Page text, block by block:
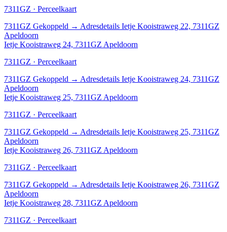
7311GZ · Perceelkaart
7311GZ Gekoppeld → Adresdetails Ietje Kooistraweg 22, 7311GZ
Apeldoorn
Ietje Kooistraweg 24, 7311GZ Apeldoorn
7311GZ · Perceelkaart
7311GZ Gekoppeld → Adresdetails Ietje Kooistraweg 24, 7311GZ
Apeldoorn
Ietje Kooistraweg 25, 7311GZ Apeldoorn
7311GZ · Perceelkaart
7311GZ Gekoppeld → Adresdetails Ietje Kooistraweg 25, 7311GZ
Apeldoorn
Ietje Kooistraweg 26, 7311GZ Apeldoorn
7311GZ · Perceelkaart
7311GZ Gekoppeld → Adresdetails Ietje Kooistraweg 26, 7311GZ
Apeldoorn
Ietje Kooistraweg 28, 7311GZ Apeldoorn
7311GZ · Perceelkaart